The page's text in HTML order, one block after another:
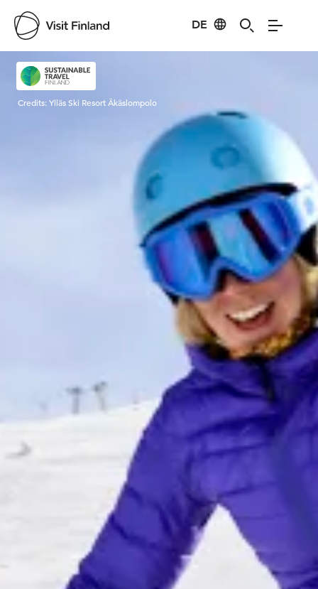
DE
Visit Finland
Credits:Ylläs Ski Resort Äkäslompolo